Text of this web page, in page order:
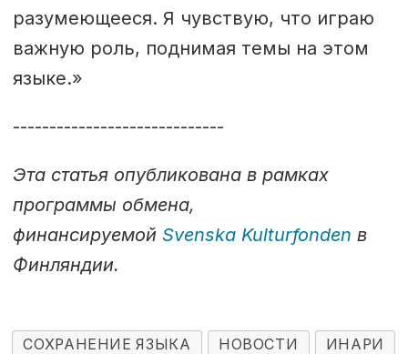
разумеющееся. Я чувствую, что играю
важную роль, поднимая темы на этом
языке.»
-----------------------------
Эта статья опубликована в рамках
программы обмена,
финансируемой Svenska Kulturfonden в
Финляндии.
СОХРАНЕНИЕ ЯЗЫКА НОВОСТИ
ИНАРИ